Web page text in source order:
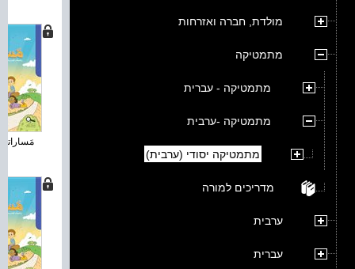
מולדת, חברה ואזרחות
מתמטיקה
מתמטיקה - עברית
מתמטיקה -ערבית
מתמטיקה יסודי (ערבית)
מדריכים למורה
ערבית
עברית